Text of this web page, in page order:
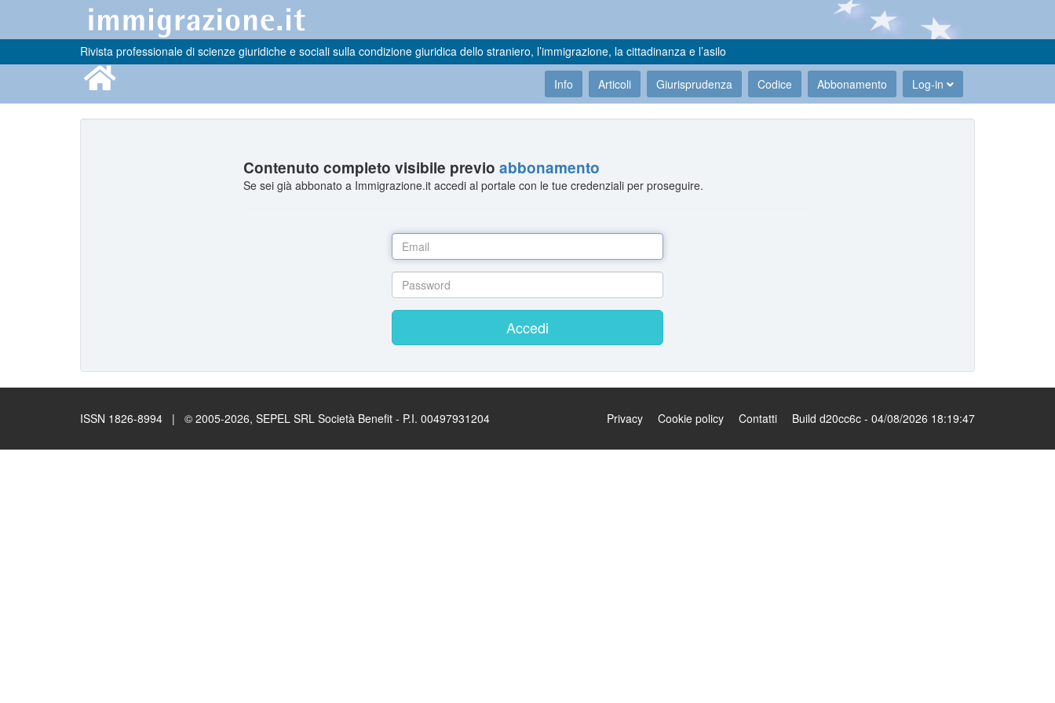
Rivista professionale di scienze giuridiche e sociali sulla condizione giuridica dello straniero, l’immigrazione, la cittadinanza e l’asilo
Info Articoli Giurisprudenza Codice Abbonamento Log-in
Contenuto completo visibile previoabbonamento
Se sei già abbonato a Immigrazione.it accedi al portale con le tue credenziali per proseguire.
Accedi
ISSN 1826-8994 | © 2005-2026, SEPEL SRL Società Benefit - P.I. 00497931204 Privacy Cookie policy Contatti Build d20cc6c - 04/08/2026 18:19:47